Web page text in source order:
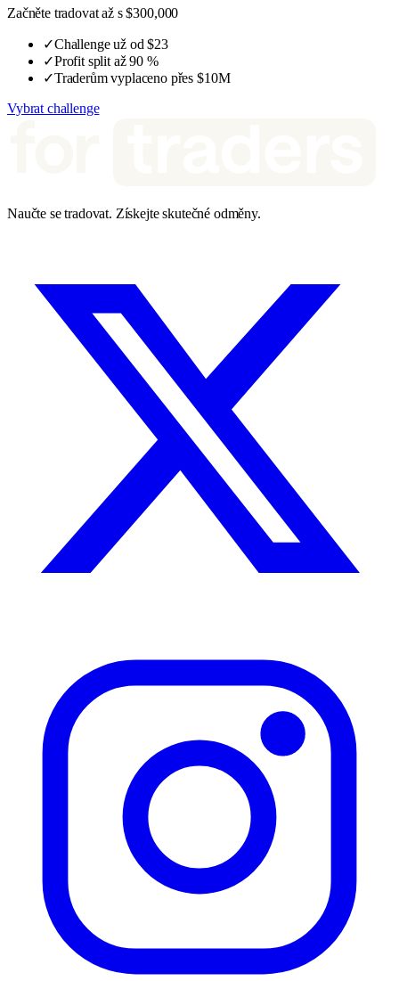
Začněte tradovat až s $300,000
✓Challenge už od $23
✓Profit split až 90 %
✓Traderům vyplaceno přes $10M
Vybrat challenge
Naučte se tradovat. Získejte skutečné odměny.